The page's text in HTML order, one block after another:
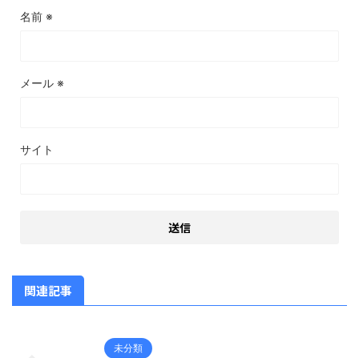
名前 ※
メール ※
サイト
関連記事
未分類